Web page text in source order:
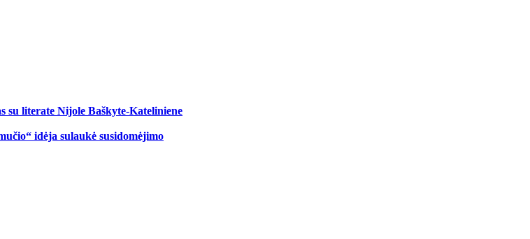
su literate Nijole Baškyte-Kateliniene
idėja sulaukė susidomėjimo